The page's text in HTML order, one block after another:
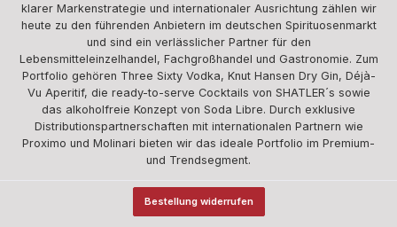
klarer Markenstrategie und internationaler Ausrichtung zählen wir
heute zu den führenden Anbietern im deutschen Spirituosenmarkt
und sind ein verlässlicher Partner für den
Lebensmitteleinzelhandel, Fachgroßhandel und Gastronomie. Zum
Portfolio gehören Three Sixty Vodka, Knut Hansen Dry Gin, Déjà-
Vu Aperitif, die ready-to-serve Cocktails von SHATLER´s sowie
das alkoholfreie Konzept von Soda Libre. Durch exklusive
Distributionspartnerschaften mit internationalen Partnern wie
Proximo und Molinari bieten wir das ideale Portfolio im Premium-
und Trendsegment.
Bestellung widerrufen